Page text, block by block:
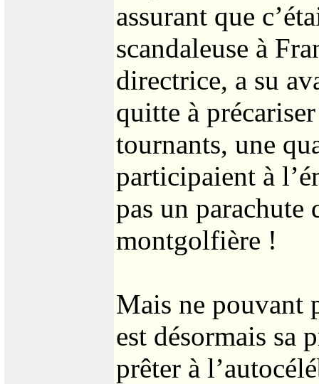
assurant que
scandaleuse à
directrice, a su
quitte à
tournants, une
participaient à
pas un parachute
montgolfière !
Mais ne pouvant
est désormais sa
prêter à